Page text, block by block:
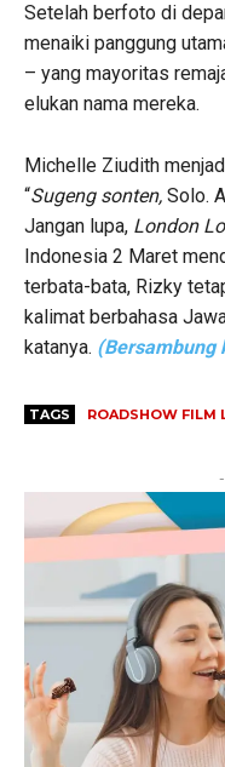
Setelah berfoto di
menaiki panggung
– yang mayoritas
elukan nama mereka.
Michelle Ziudith
“Sugeng sonten, Solo.
Jangan lupa, London
Indonesia 2 Maret
terbata-bata, Rizky
kalimat berbahasa
katanya. (Bersambung
TAGS ROADSHOW FILM